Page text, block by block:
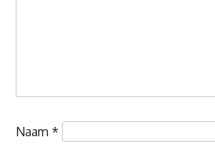
Naam *